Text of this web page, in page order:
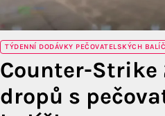
TÝDENNÍ DODÁVKY PEČOVATELSKÝCH
Counter-Strike
dropů s